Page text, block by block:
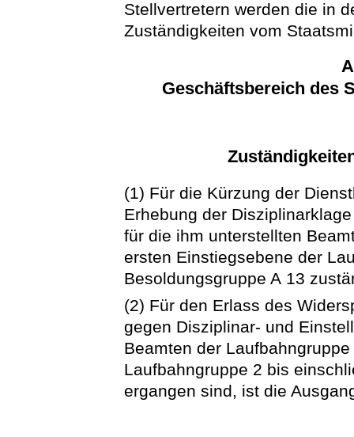
Stellvertretern werden die in
Zuständigkeiten vom
Geschäftsbereich des
(1) Für die Kürzung der
Erhebung der
für die ihm unterstellten
ersten Einstiegsebene der
Besoldungsgruppe A 13
(2) Für den Erlass des
gegen Disziplinar- und
Beamten der
Laufbahngruppe 2 bis
ergangen sind, ist die